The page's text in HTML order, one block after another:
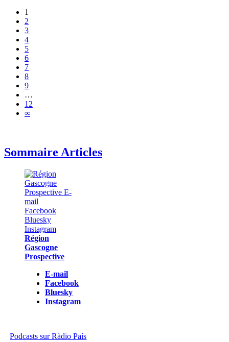
1
2
3
4
5
6
7
8
9
…
12
∞
Sommaire Articles
Région
Gascogne
Prospective
E-mail
Facebook
Bluesky
Instagram
Podcasts sur Ràdio País